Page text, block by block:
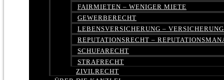
FAIRMIETEN – WENIGER MIETE
GEWERBERECHT
LEBENSVERSICHERUNG –
REPUTATIONSRECHT –
SCHUFARECHT
STRAFRECHT
ZIVILRECHT